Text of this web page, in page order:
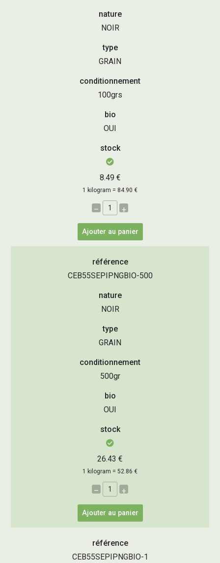
nature
NOIR
type
GRAIN
conditionnement
100grs
bio
OUI
stock
8.49 €
1 kilogram = 84.90 €
– +
Ajouter au panier
référence
CEB55SEPIPNGBIO-500
nature
NOIR
type
GRAIN
conditionnement
500gr
bio
OUI
stock
26.43 €
1 kilogram = 52.86 €
– +
Ajouter au panier
référence
CEB55SEPIPNGBIO-1